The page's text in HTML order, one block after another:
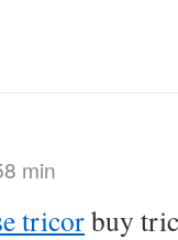
min
tricorbuy